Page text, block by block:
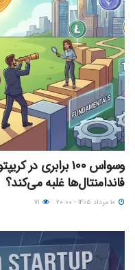
وسواس ۱۰۰ برابری
فاندامنتال‌ها غلبه می‌کند؟